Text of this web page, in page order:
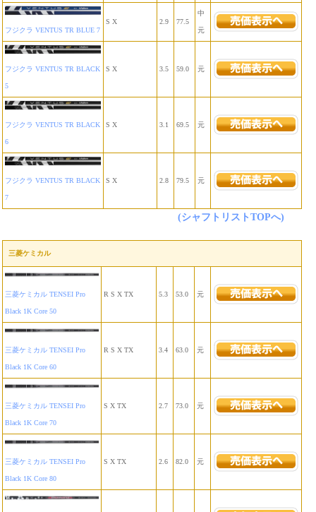
フジクラ VENTUS TR BLUE 7
S X 2.9 77.5
中
元
フジクラ VENTUS TR BLACK
5
S X 3.5 59.0 元
フジクラ VENTUS TR BLACK
6
S X 3.1 69.5 元
フジクラ VENTUS TR BLACK
7
S X 2.8 79.5 元
(シャフトリストTOPへ)
三菱ケミカル
三菱ケミカル TENSEI Pro
Black 1K Core 50
R S X TX 5.3 53.0 元
三菱ケミカル TENSEI Pro
Black 1K Core 60
R S X TX 3.4 63.0 元
三菱ケミカル TENSEI Pro
Black 1K Core 70
S X TX 2.7 73.0 元
三菱ケミカル TENSEI Pro
Black 1K Core 80
S X TX 2.6 82.0 元